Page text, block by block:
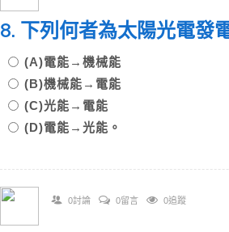
8. 下列何者為太陽光電發
(A)電能→機械能
(B)機械能→電能
(C)光能→電能
(D)電能→光能。
0討論 0留言 0追蹤